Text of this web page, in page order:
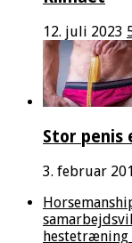
12. juli 2023
Stor penis
3. februar
hestetræning